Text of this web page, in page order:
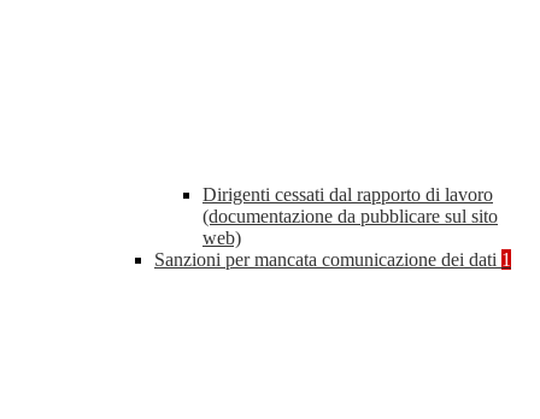
Dirigenti cessati dal rapporto di lavoro
(documentazione da pubblicare sul sito
web)
Sanzioni per mancata comunicazione dei dati 1